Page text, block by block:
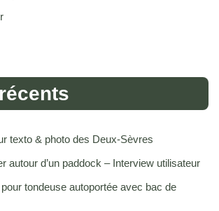
texto & photo des Deux-Sèvres
autour d’un paddock – Interview utilisateur
pour tondeuse autoportée avec bac de